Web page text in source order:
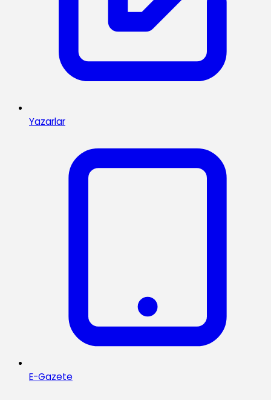
Yazarlar
E-Gazete